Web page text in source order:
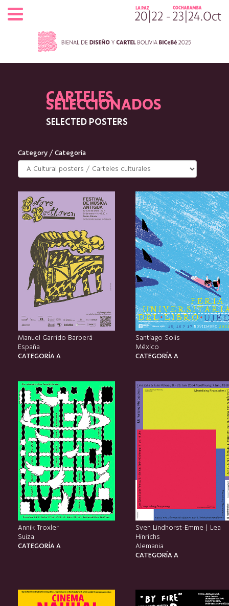
CARTELES
SELECCIONADOS
SELECTED POSTERS
Category / Categoría
Manuel Garrido Barberá
España
CATEGORÍA A
Santiago Solis
México
CATEGORÍA A
Annik Troxler
Suiza
CATEGORÍA A
Sven Lindhorst-Emme | Lea
Hinrichs
Alemania
CATEGORÍA A